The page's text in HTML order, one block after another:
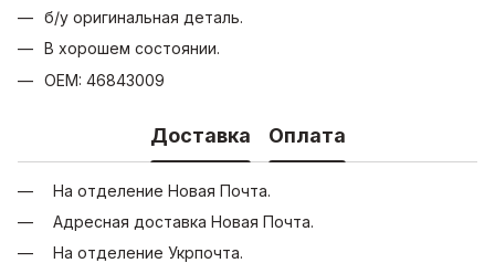
б/у оригинальная деталь.
В хорошем состоянии.
OEM: 46843009
Доставка Оплата
На отделение Новая Почта.
Адресная доставка Новая Почта.
На отделение Укрпочта.